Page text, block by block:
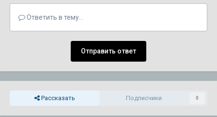
Ответить в тему...
Отправить ответ
Рассказать Подписчики 0